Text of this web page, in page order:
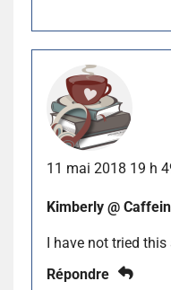
11 mai 2018 19 h
Kimberly @
I have not tried
Répondre